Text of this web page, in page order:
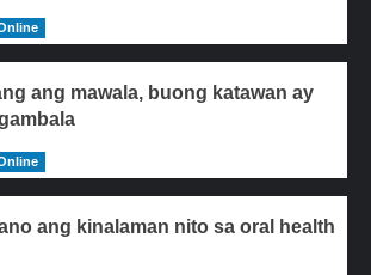
ang mawala, buong katawan ay
ang kinalaman nito sa oral health